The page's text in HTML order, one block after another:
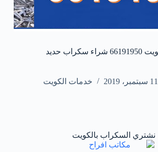
نشتري السكراب بالكويت 66191950 شراء سكراب حديد
11 سبتمبر، 2019 خدمات الكويت
نشتري السكراب بالكويت